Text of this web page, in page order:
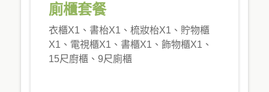
廁櫃套餐
衣櫃X1、書枱X1、梳妝枱X1、貯物櫃
X1、電視櫃X1、書櫃X1、飾物櫃X1、
15尺廚櫃、9尺廁櫃